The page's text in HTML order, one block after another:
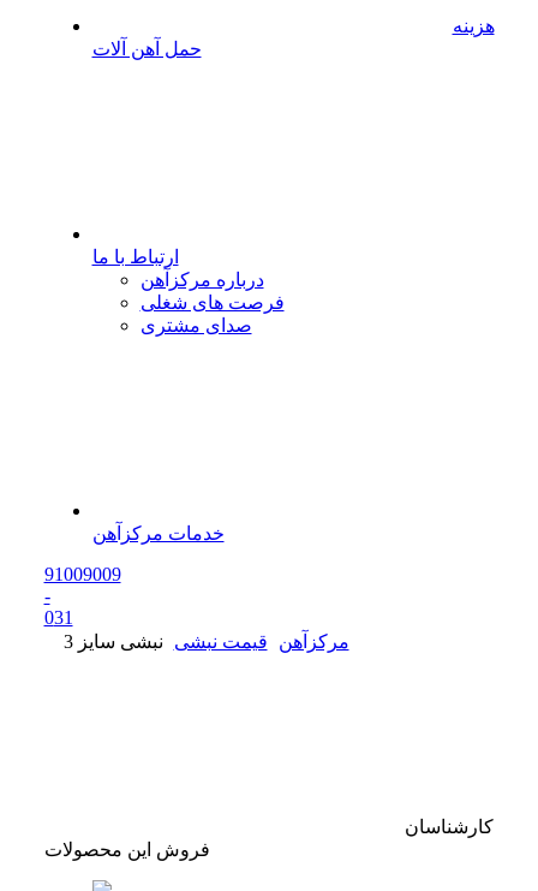
هزینه
حمل آهن آلات
ارتباط با ما
درباره مرکزآهن
فرصت های شغلی
صدای مشتری
خدمات مرکزآهن
91009009
-
031
مرکزآهن
قیمت نبشی نبشی سایز 3
کارشناسان
فروش این محصولات